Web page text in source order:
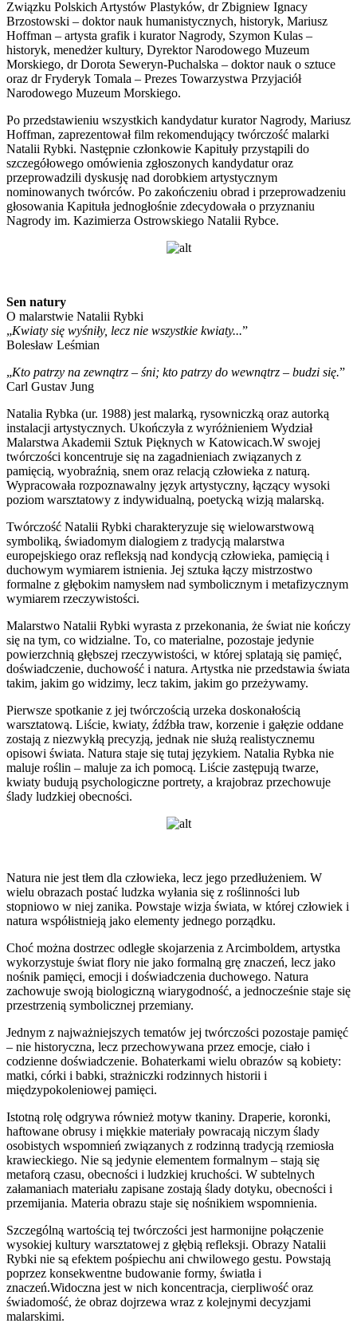
Związku Polskich Artystów Plastyków, dr Zbigniew Ignacy
Brzostowski – doktor nauk humanistycznych, historyk, Mariusz
Hoffman – artysta grafik i kurator Nagrody, Szymon Kulas –
historyk, menedżer kultury, Dyrektor Narodowego Muzeum
Morskiego, dr Dorota Seweryn-Puchalska – doktor nauk o sztuce
oraz dr Fryderyk Tomala – Prezes Towarzystwa Przyjaciół
Narodowego Muzeum Morskiego.
Po przedstawieniu wszystkich kandydatur kurator Nagrody, Mariusz
Hoffman, zaprezentował film rekomendujący twórczość malarki
Natalii Rybki. Następnie członkowie Kapituły przystąpili do
szczegółowego omówienia zgłoszonych kandydatur oraz
przeprowadzili dyskusję nad dorobkiem artystycznym
nominowanych twórców. Po zakończeniu obrad i przeprowadzeniu
głosowania Kapituła jednogłośnie zdecydowała o przyznaniu
Nagrody im. Kazimierza Ostrowskiego Natalii Rybce.
Sen natury
O malarstwie Natalii Rybki
„Kwiaty się wyśniły, lecz nie wszystkie kwiaty...”
Bolesław Leśmian
„Kto patrzy na zewnątrz – śni; kto patrzy do wewnątrz – budzi się.”
Carl Gustav Jung
Natalia Rybka (ur. 1988) jest malarką, rysowniczką oraz autorką
instalacji artystycznych. Ukończyła z wyróżnieniem Wydział
Malarstwa Akademii Sztuk Pięknych w Katowicach.W swojej
twórczości koncentruje się na zagadnieniach związanych z
pamięcią, wyobraźnią, snem oraz relacją człowieka z naturą.
Wypracowała rozpoznawalny język artystyczny, łączący wysoki
poziom warsztatowy z indywidualną, poetycką wizją malarską.
Twórczość Natalii Rybki charakteryzuje się wielowarstwową
symboliką, świadomym dialogiem z tradycją malarstwa
europejskiego oraz refleksją nad kondycją człowieka, pamięcią i
duchowym wymiarem istnienia. Jej sztuka łączy mistrzostwo
formalne z głębokim namysłem nad symbolicznym i metafizycznym
wymiarem rzeczywistości.
Malarstwo Natalii Rybki wyrasta z przekonania, że świat nie kończy
się na tym, co widzialne. To, co materialne, pozostaje jedynie
powierzchnią głębszej rzeczywistości, w której splatają się pamięć,
doświadczenie, duchowość i natura. Artystka nie przedstawia świata
takim, jakim go widzimy, lecz takim, jakim go przeżywamy.
Pierwsze spotkanie z jej twórczością urzeka doskonałością
warsztatową. Liście, kwiaty, źdźbła traw, korzenie i gałęzie oddane
zostają z niezwykłą precyzją, jednak nie służą realistycznemu
opisowi świata. Natura staje się tutaj językiem. Natalia Rybka nie
maluje roślin – maluje za ich pomocą. Liście zastępują twarze,
kwiaty budują psychologiczne portrety, a krajobraz przechowuje
ślady ludzkiej obecności.
Natura nie jest tłem dla człowieka, lecz jego przedłużeniem. W
wielu obrazach postać ludzka wyłania się z roślinności lub
stopniowo w niej zanika. Powstaje wizja świata, w której człowiek i
natura współistnieją jako elementy jednego porządku.
Choć można dostrzec odległe skojarzenia z Arcimboldem, artystka
wykorzystuje świat flory nie jako formalną grę znaczeń, lecz jako
nośnik pamięci, emocji i doświadczenia duchowego. Natura
zachowuje swoją biologiczną wiarygodność, a jednocześnie staje się
przestrzenią symbolicznej przemiany.
Jednym z najważniejszych tematów jej twórczości pozostaje pamięć
– nie historyczna, lecz przechowywana przez emocje, ciało i
codzienne doświadczenie. Bohaterkami wielu obrazów są kobiety:
matki, córki i babki, strażniczki rodzinnych historii i
międzypokoleniowej pamięci.
Istotną rolę odgrywa również motyw tkaniny. Draperie, koronki,
haftowane obrusy i miękkie materiały powracają niczym ślady
osobistych wspomnień związanych z rodzinną tradycją rzemiosła
krawieckiego. Nie są jedynie elementem formalnym – stają się
metaforą czasu, obecności i ludzkiej kruchości. W subtelnych
załamaniach materiału zapisane zostają ślady dotyku, obecności i
przemijania. Materia obrazu staje się nośnikiem wspomnienia.
Szczególną wartością tej twórczości jest harmonijne połączenie
wysokiej kultury warsztatowej z głębią refleksji. Obrazy Natalii
Rybki nie są efektem pośpiechu ani chwilowego gestu. Powstają
poprzez konsekwentne budowanie formy, światła i
znaczeń.Widoczna jest w nich koncentracja, cierpliwość oraz
świadomość, że obraz dojrzewa wraz z kolejnymi decyzjami
malarskimi.